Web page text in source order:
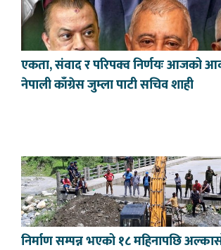
एकता, संवाद र परिपक्व निर्णयः आजको
नेपाली काँग्रेस जुम्ला पाटी सचिव शाही
निर्माण सम्पन्न भएको १८ महिनापछि